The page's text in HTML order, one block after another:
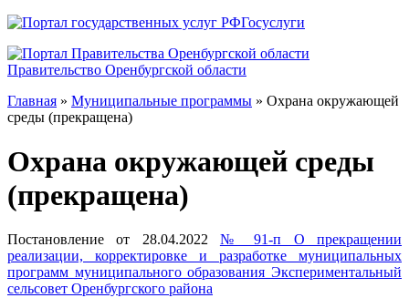
Госуслуги
Правительство Оренбургской области
Главная » Муниципальные программы » Охрана окружающей
среды (прекращена)
Охрана окружающей среды
(прекращена)
Постановление от 28.04.2022 № 91-п О прекращении
реализации, корректировке и разработке муниципальных
программ муниципального образования Экспериментальный
сельсовет Оренбургского района